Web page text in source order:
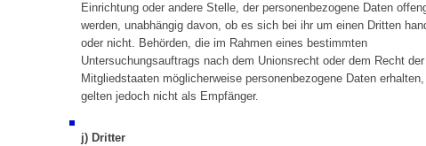
Einrichtung oder andere Stelle, der personenbezogene Daten
werden, unabhängig davon, ob es sich bei ihr um einen Dritten
oder nicht. Behörden, die im Rahmen eines bestimmten
Untersuchungsauftrags nach dem Unionsrecht oder dem Recht der
Mitgliedstaaten möglicherweise personenbezogene Daten erhalten,
gelten jedoch nicht als Empfänger.
j) Dritter